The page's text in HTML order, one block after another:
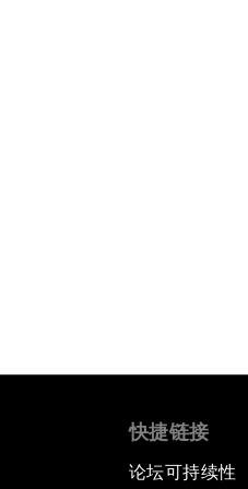
快捷链接
论坛可持续性